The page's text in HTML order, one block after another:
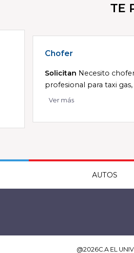
TE
Chofer
Solicitan Necesito
profesional para taxi gas,
Ver más
AUTOS
@2026C.A EL